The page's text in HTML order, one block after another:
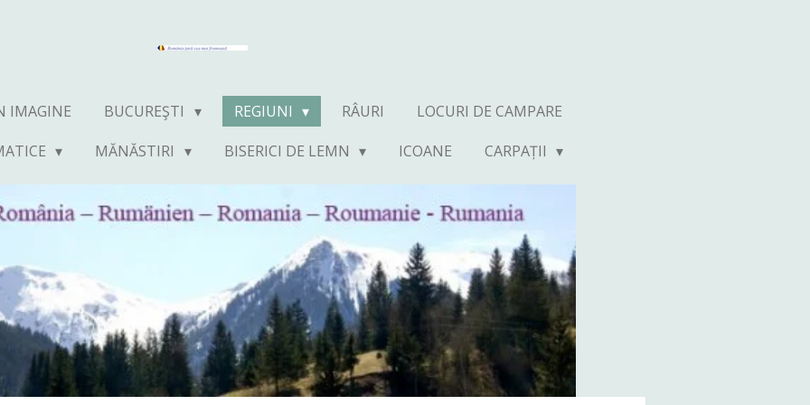
IMAGINE BUCUREŞTI REGIUNI RÂURI
LOCURI DE CAMPARE
MĂNĂSTIRI BISERICI DE LEMN ICOANE CARPAȚII